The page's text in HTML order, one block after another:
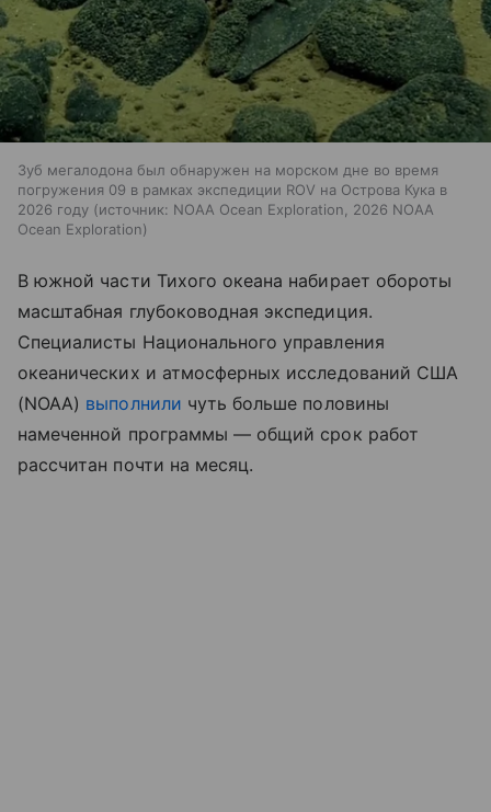
Зуб мегалодона был обнаружен на морском дне во время
погружения 09 в рамках экспедиции ROV на Острова Кука в
2026 году
источник: NOAA Ocean Exploration, 2026 NOAA
Ocean Exploration
В южной части Тихого океана набирает обороты
масштабная глубоководная экспедиция.
Специалисты Национального управления
океанических и атмосферных исследований США
(NOAA) выполнили чуть больше половины
намеченной программы — общий срок работ
рассчитан почти на месяц.